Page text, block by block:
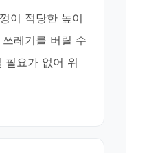
이 적당한 높이
레기를 버릴 수
필요가 없어 위